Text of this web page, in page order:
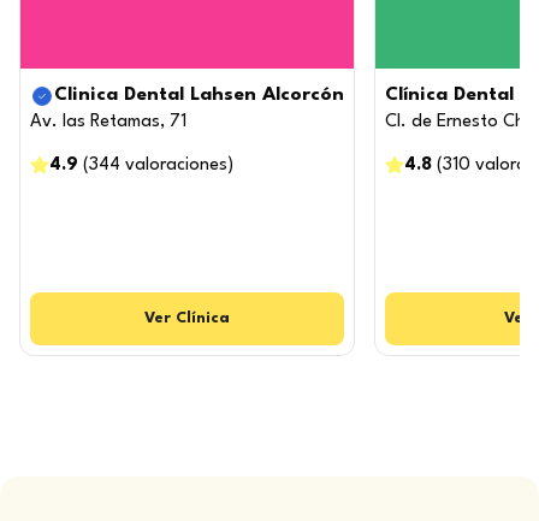
Clinica Dental Lahsen Alcorcón
Av. las Retamas, 71
4.9 (344 valoraciones )
Ver Clínica
Clínica Dental
Cl. de Ernesto
4.8 (310
Ver